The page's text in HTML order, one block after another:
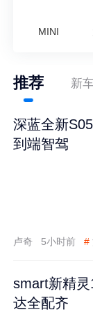
MINI
推荐 新
深蓝全新
到端智驾
卢奇 5小时前 #
smart新精
达全配齐